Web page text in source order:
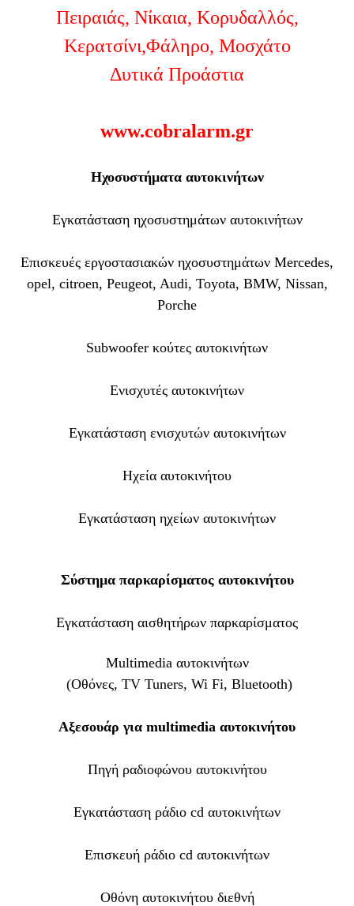
Πειραιάς, Νίκαια, Κορυδαλλός,
Κερατσίνι,Φάληρο, Μοσχάτο
Δυτικά Προάστια
www.cobralarm.gr
Ηχοσυστήματα αυτοκινήτων
Εγκατάσταση ηχοσυστημάτων αυτοκινήτων
Επισκευές εργοστασιακών ηχοσυστημάτων Mercedes,
opel, citroen, Peugeot, Audi, Toyota, BMW, Nissan,
Porche
Subwoofer κούτες αυτοκινήτων
Ενισχυτές αυτοκινήτων
Εγκατάσταση ενισχυτών αυτοκινήτων
Ηχεία αυτοκινήτου
Εγκατάσταση ηχείων αυτοκινήτων
Σύστημα παρκαρίσματος αυτοκινήτου
Εγκατάσταση αισθητήρων παρκαρίσματος
Multimedia αυτοκινήτων
(Οθόνες, TV Tuners, Wi Fi, Bluetooth)
Αξεσουάρ για multimedia αυτοκινήτου
Πηγή ραδιοφώνου αυτοκινήτου
Εγκατάσταση ράδιο cd αυτοκινήτων
Επισκευή ράδιο cd αυτοκινήτων
Οθόνη αυτοκινήτου διεθνή